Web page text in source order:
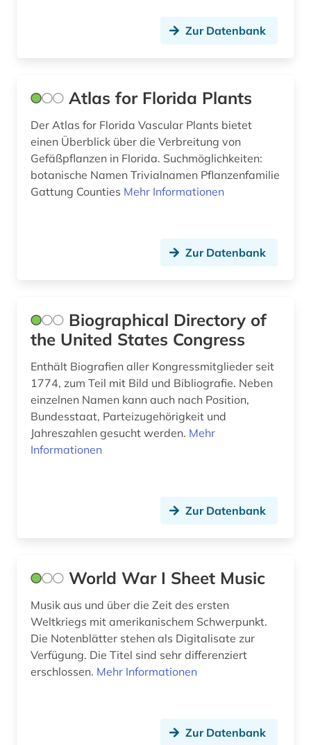
elektronische bibliothek (1)
elektronische ressource (1)
elektronische zeitschrift (1)
elektronische zeitung (2)
englisch (12)
entwicklungshilfe (1)
entwicklungspolitik (1)
erinnerung (1)
ernährung (1)
erster weltkrieg (1)
ethnische beziehungen (1)
Zur Datenbank
Atlas for Florida Plants
Der Atlas for Florida Vascular Plants bietet
einen Überblick über die Verbreitung von
Gefäßpflanzen in Florida. Suchmöglichkeiten:
botanische Namen Trivialnamen Pflanzenfamilie
Gattung Counties Mehr Informationen
Zur Datenbank
Biographical Directory of
the United States Congress
Enthält Biografien aller Kongressmitglieder seit
1774, zum Teil mit Bild und Bibliografie. Neben
einzelnen Namen kann auch nach Position,
Bundesstaat, Parteizugehörigkeit und
Jahreszahlen gesucht werden. Mehr
Informationen
Zur Datenbank
World War I Sheet Music
Musik aus und über die Zeit des ersten
Weltkriegs mit amerikanischem Schwerpunkt.
Die Notenblätter stehen als Digitalisate zur
Verfügung. Die Titel sind sehr differenziert
erschlossen. Mehr Informationen
Zur Datenbank